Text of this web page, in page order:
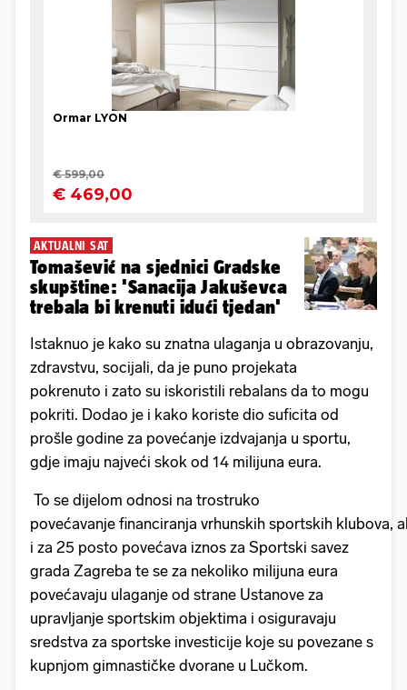
AKTUALNI SAT
Tomašević na sjednici Gradske
skupštine: 'Sanacija Jakuševca
trebala bi krenuti idući tjedan'
Istaknuo je kako su znatna ulaganja u obrazovanju,
zdravstvu, socijali, da je puno projekata
pokrenuto i zato su iskoristili rebalans da to mogu
pokriti. Dodao je i kako koriste dio suficita od
prošle godine za povećanje izdvajanja u sportu,
gdje imaju najveći skok od 14 milijuna eura.
To se dijelom odnosi na trostruko
povećavanje financiranja vrhunskih sportskih klubova,
i za 25 posto povećava iznos za Sportski savez
grada Zagreba te se za nekoliko milijuna eura
povećavaju ulaganje od strane Ustanove za
upravljanje sportskim objektima i osiguravaju
sredstva za sportske investicije koje su povezane s
kupnjom gimnastičke dvorane u Lučkom.